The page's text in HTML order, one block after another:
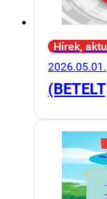
Hírek,
2026.05.01.